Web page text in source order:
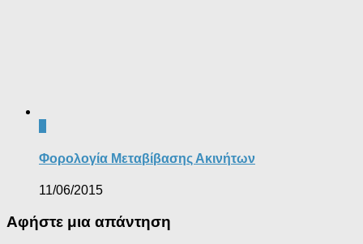
Φορολογία Μεταβίβασης Ακινήτων
11/06/2015
Αφήστε μια απάντηση